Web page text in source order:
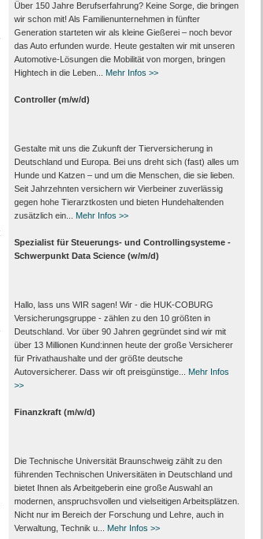
Über 150 Jahre Berufserfahrung? Keine Sorge, die bringen
wir schon mit! Als Familienunternehmen in fünfter
Generation starteten wir als kleine Gießerei – noch bevor
das Auto erfunden wurde. Heute gestalten wir mit unseren
Automotive-Lösungen die Mobilität von morgen, bringen
Hightech in die Leben...
Mehr Infos >>
Controller (m/w/d)
Gestalte mit uns die Zukunft der Tierversicherung in
Deutschland und Europa. Bei uns dreht sich (fast) alles um
Hunde und Katzen – und um die Menschen, die sie lieben.
Seit Jahrzehnten versichern wir Vierbeiner zuverlässig
gegen hohe Tierarztkosten und bieten Hundehaltenden
zusätzlich ein...
Mehr Infos >>
Spezialist für Steuerungs- und Controllingsysteme -
Schwerpunkt Data Science (w/m/d)
Hallo, lass uns WIR sagen! Wir - die HUK-COBURG
Versicherungsgruppe - zählen zu den 10 größten in
Deutschland. Vor über 90 Jahren gegründet sind wir mit
über 13 Millionen Kund:innen heute der große Versicherer
für Privathaushalte und der größte deutsche
Autoversicherer. Dass wir oft preisgünstige...
Mehr Infos
>>
Finanzkraft (m/w/d)
Die Technische Universität Braunschweig zählt zu den
führenden Technischen Universitäten in Deutschland und
bietet Ihnen als Arbeit­geberin eine große Auswahl an
modernen, anspruchsvollen und vielseitigen Arbeits­plätzen.
Nicht nur im Bereich der Forschung und Lehre, auch in
Verwaltung, Technik u...
Mehr Infos >>